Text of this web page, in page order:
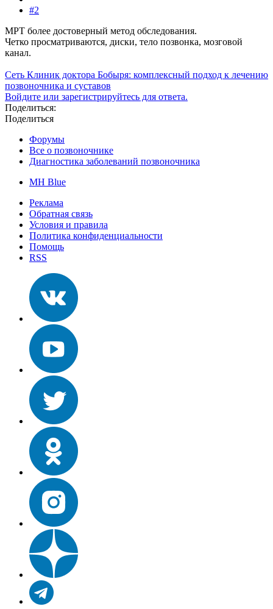
#2
МРТ более достоверный метод обследования.
Четко просматриваются, диски, тело позвонка, мозговой
канал.
Сеть Клиник доктора Бобыря: комплексный подход к лечению
позвоночника и суставов
Войдите или зарегистрируйтесь для ответа.
Поделиться:
Поделиться
Форумы
Все о позвоночнике
Диагностика заболеваний позвоночника
MH Blue
Реклама
Обратная связь
Условия и правила
Политика конфиденциальности
Помощь
RSS